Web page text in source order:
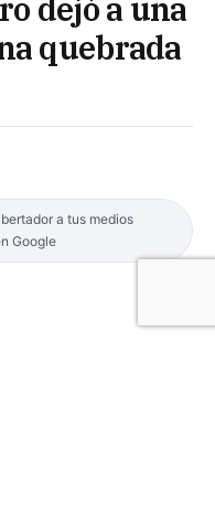
dejó a una
quebrada
a tus medios
Google